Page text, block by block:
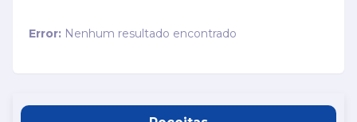
Error: Nenhum resultado encontrado